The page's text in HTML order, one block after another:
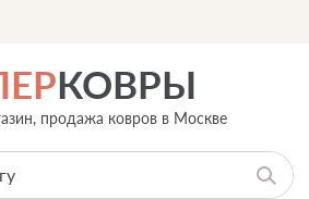
КОВРЫ
продажа ковров в Москве